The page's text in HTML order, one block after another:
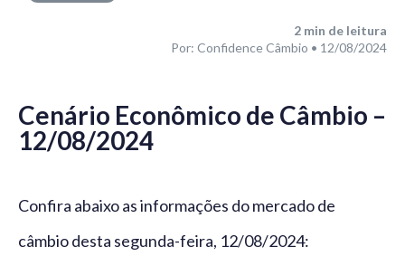
2 min de leitura
Por: Confidence Câmbio • 12/08/2024
Cenário Econômico de Câmbio –
12/08/2024
Confira abaixo as informações do mercado de
câmbio desta segunda-feira, 12/08/2024: